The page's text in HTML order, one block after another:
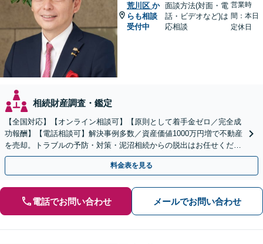
荒川区 か
らも相談
受付中
面談方法(対面・電
話・ビデオなど)は
応相談
営業時
間：本日
定休日
相続財産調査・鑑定
【全国対応】【オンライン相談可】【原則として着手金ゼロ／完全成
功報酬】【電話相談可】解決事例多数／資産価値1000万円増で不動産
を売却。トラブルの予防・対策・泥沼相続からの脱出はお任せくださ
い！法律と税務を一体的に対応します
料金表を見る
電話でお問い合わせ メールでお問い合わせ